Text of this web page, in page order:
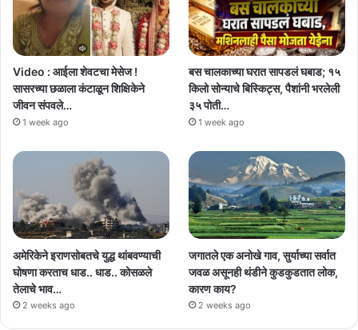
Video : आईला शेवटचा मेसेज !
सासरच्या छळाला कंटाळून शिक्षिकेने
जीवन संपवले…
1 week ago
बस चालकाच्या घरात सापडलं घबाड; १५
किलो सोन्याचे बिस्किट्स, पैशांनी भरलेली
३५ पोती…
1 week ago
अमेरिकेने इराणसोबतचे युद्ध थांबवण्याची
घोषणा करताच धाड.. धाड.. कोसळले
तेलाचे भाव…
2 weeks ago
जगातले एक अनोखे गाव, सुर्याच्या सर्वात
जवळ असूनही थंडीने कुडकुडतात लोक,
कारण काय?
2 weeks ago